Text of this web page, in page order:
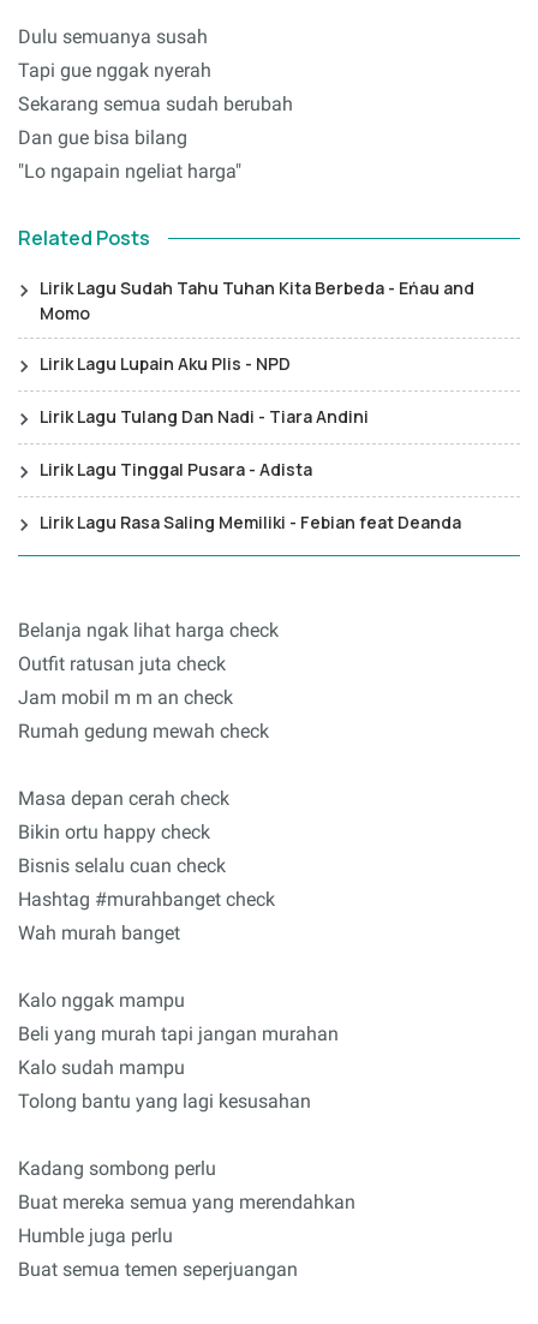
Dulu semuanya susah
Tapi gue nggak nyerah
Sekarang semua sudah berubah
Dan gue bisa bilang
"Lo ngapain ngeliat harga"
Related Posts
Lirik Lagu Sudah Tahu Tuhan Kita Berbeda - Eńau and
Momo
Lirik Lagu Lupain Aku Plis - NPD
Lirik Lagu Tulang Dan Nadi - Tiara Andini
Lirik Lagu Tinggal Pusara - Adista
Lirik Lagu Rasa Saling Memiliki - Febian feat Deanda
Belanja ngak lihat harga check
Outfit ratusan juta check
Jam mobil m m an check
Rumah gedung mewah check
Masa depan cerah check
Bikin ortu happy check
Bisnis selalu cuan check
Hashtag #murahbanget check
Wah murah banget
Kalo nggak mampu
Beli yang murah tapi jangan murahan
Kalo sudah mampu
Tolong bantu yang lagi kesusahan
Kadang sombong perlu
Buat mereka semua yang merendahkan
Humble juga perlu
Buat semua temen seperjuangan